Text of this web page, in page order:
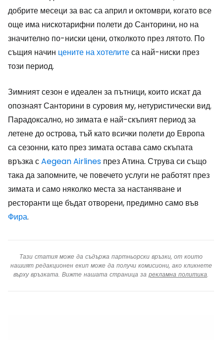
добрите месеци за вас са април и октомври, когато все
още има нискотарифни полети до Санторини, но на
значително по-ниски цени, отколкото през лятото. По
същия начин цените на хотелитеса най-ниски през
този период.
Зимният сезон е идеален за пътници, които искат да
опознаят Санторини в суровия му, нетуристически вид.
Парадоксално, но зимата е най-скъпият период за
летене до острова, тъй като всички полети до Европа
са сезонни, като през зимата остава само скъпата
връзка сAegean Airlines през Атина. Струва си също
така да запомните, че повечето услуги не работят през
зимата и само няколко места за настаняване и
ресторанти ще бъдат отворени, предимно само във
Фира.
Тази статия може да съдържа партньорски връзки, от които
нашият редакционен екип може да получи комисиони, ако кликнете
върху връзката. Вижте нашата страница за рекламна политика.